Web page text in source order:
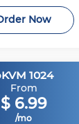
Now
1024
From
$ 6.99
/mo